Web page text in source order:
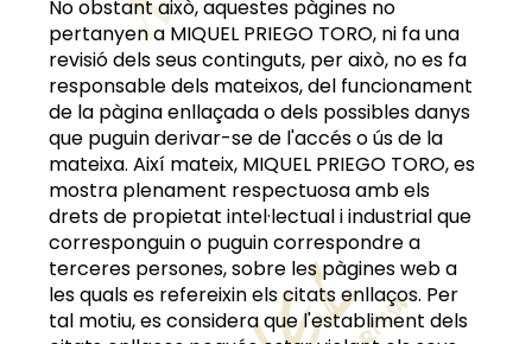
No obstant això, aquestes pàgines no
pertanyen aMIQUEL PRIEGO TORO, ni fa una
revisió dels seus continguts, per això, no es fa
responsable dels mateixos, del funcionament
de la pàgina enllaçada o dels possibles danys
que puguin derivar-se de l'accés o ús de la
mateixa. Així mateix, MIQUEL PRIEGO TORO, es
mostra plenament respectuosa amb els
drets de propietat intel·lectual i industrial que
corresponguin o puguin correspondre a
terceres persones, sobre les pàgines web a
les quals es refereixin els citats enllaços. Per
tal motiu, es considera que l'establiment dels